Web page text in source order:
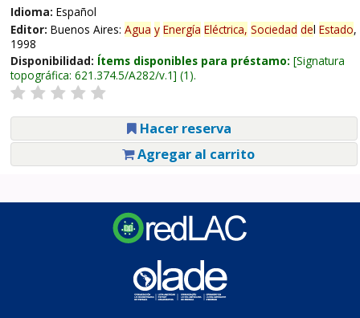
Idioma: Español
Editor: Buenos Aires: Agua y Energía Eléctrica, Sociedad del Estado,
1998
Disponibilidad: Ítems disponibles para préstamo: Signatura
topográfica: 621.374.5/A282/v.1 (1).
Hacer reserva
Agregar al carrito